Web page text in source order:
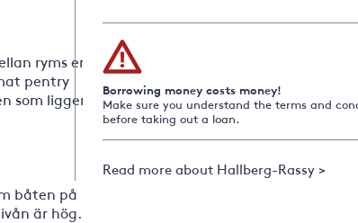
ryms en
pentry
som ligger
båten på
är hög.
Borrowing money costs money!
Make sure you understand the terms and
before taking out a loan.
Read more about Hallberg-Rassy >